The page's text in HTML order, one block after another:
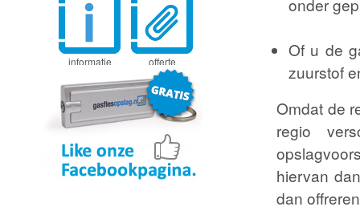
informatie
offerte
aanvragen
onder
Of u de
zuurstof
Omdat de
regio
hiervan
dan